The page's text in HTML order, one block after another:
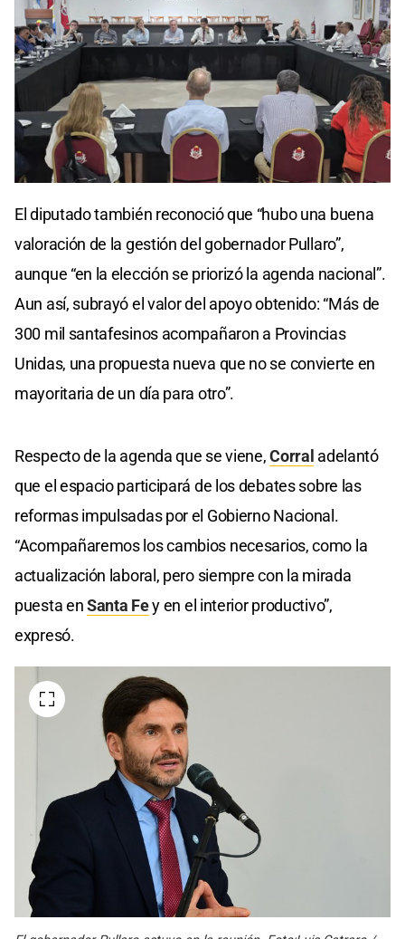
El diputado también reconoció que “hubo una buena
valoración de la gestión del gobernador Pullaro”,
aunque “en la elección se priorizó la agenda nacional”.
Aun así, subrayó el valor del apoyo obtenido: “Más de
300 mil santafesinos acompañaron a Provincias
Unidas, una propuesta nueva que no se convierte en
mayoritaria de un día para otro”.
Respecto de la agenda que se viene,Corral adelantó
que el espacio participará de los debates sobre las
reformas impulsadas por el Gobierno Nacional.
“Acompañaremos los cambios necesarios, como la
actualización laboral, pero siempre con la mirada
puesta enSanta Fey en el interior productivo”,
expresó.